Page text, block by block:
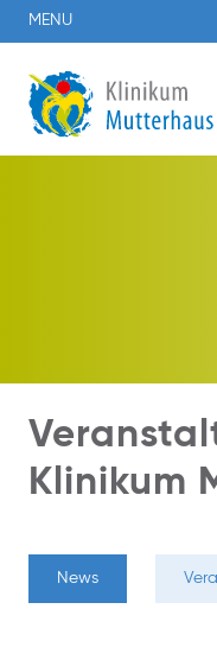
MENU
Klinikum
News